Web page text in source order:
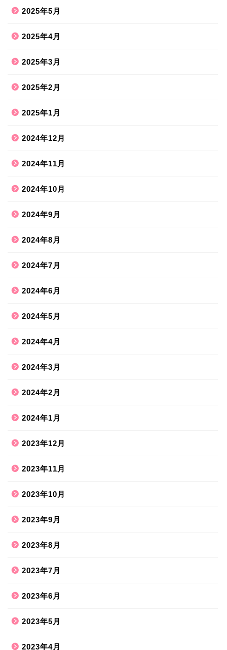
2025年5月
2025年4月
2025年3月
2025年2月
2025年1月
2024年12月
2024年11月
2024年10月
2024年9月
2024年8月
2024年7月
2024年6月
2024年5月
2024年4月
2024年3月
2024年2月
2024年1月
2023年12月
2023年11月
2023年10月
2023年9月
2023年8月
2023年7月
2023年6月
2023年5月
2023年4月